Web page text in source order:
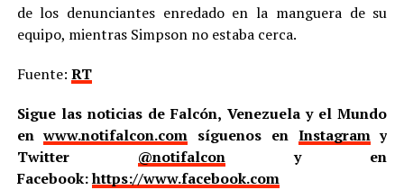
de los denunciantes enredado en la manguera de su
equipo, mientras Simpson no estaba cerca.
Fuente: RT
Sigue las noticias de Falcón, Venezuela y el Mundo
enwww.notifalcon.com síguenos en Instagramy
Twitter @notifalcony en
Facebook:https://www.facebook.com